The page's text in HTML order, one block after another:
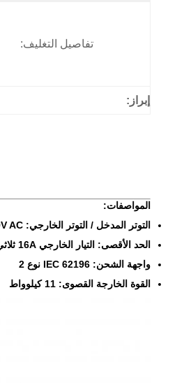
تفاصيل التغليف:
إبراز:
المواصفات:
التوتر المدخل / التوتر الخارجي: 100V-480V AC
الحد الأقصى: التيار الخارجي 16A ثلاثي المراحل
واجهة الشحن: IEC 62196 نوع 2
القوة الخارجة القصوى: 11 كيلوواط